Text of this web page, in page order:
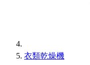
衣類乾燥機